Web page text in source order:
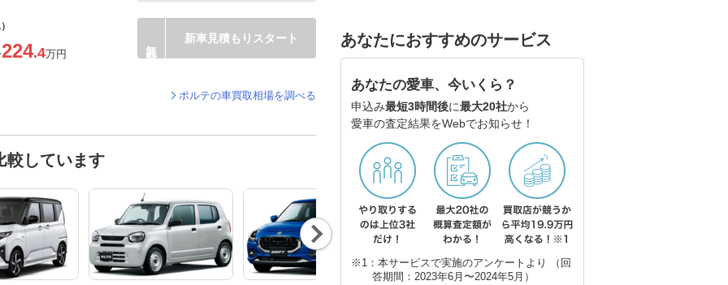
224.4万円
新車見積もりスタート
ポルテの車買取相場を調べる
較しています
Nex
t
あなたにおすすめのサービス
あなたの愛車、今いくら？
申込み最短3時間後に最大20社から
愛車の査定結果をWebでお知らせ！
※1：本サービスで実施のアンケートより （回
答期間：2023年6月〜2024年5月）